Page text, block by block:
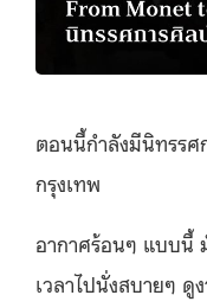
ตอนนี้กำลังมีนิทรรศ
กรุงเทพ
อากาศร้อนๆ แบบนี้
เวลาไปนั่งสบายๆ